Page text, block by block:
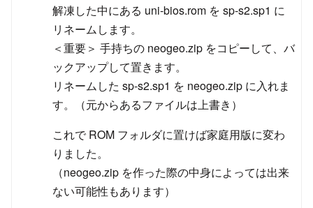
解凍した中にある uni-bios.rom を sp-s2.sp1 に
リネームします。
＜重要＞ 手持ちの neogeo.zip をコピーして、バ
ックアップして置きます。
リネームした sp-s2.sp1 を neogeo.zip に入れま
す。（元からあるファイルは上書き）
これで ROM フォルダに置けば家庭用版に変わ
りました。
（neogeo.zip を作った際の中身によっては出来
ない可能性もあります）